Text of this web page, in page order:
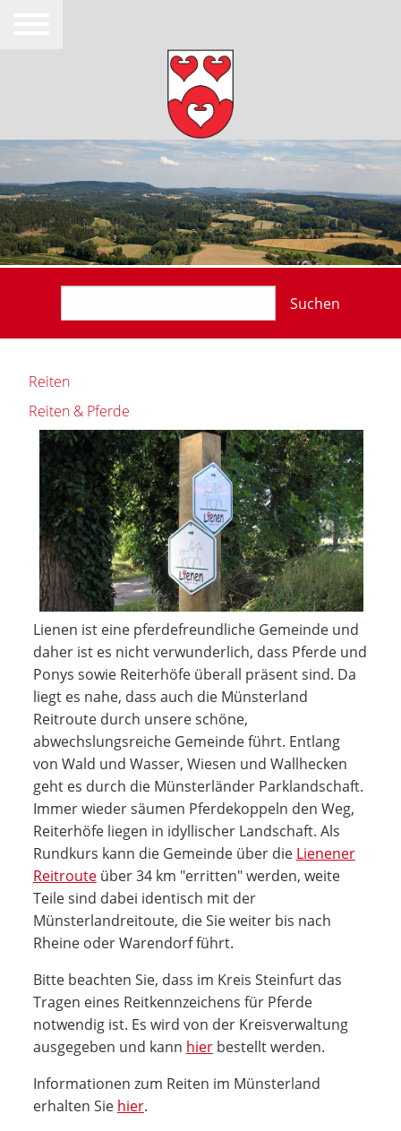
Suchen
Reiten
Reiten & Pferde
Lienen ist eine pferdefreundliche Gemeinde und
daher ist es nicht verwunderlich, dass Pferde und
Ponys sowie Reiterhöfe überall präsent sind. Da
liegt es nahe, dass auch die Münsterland
Reitroute durch unsere schöne,
abwechslungsreiche Gemeinde führt. Entlang
von Wald und Wasser, Wiesen und Wallhecken
geht es durch die Münsterländer Parklandschaft.
Immer wieder säumen Pferdekoppeln den Weg,
Reiterhöfe liegen in idyllischer Landschaft. Als
Rundkurs kann die Gemeinde über die Lienener
Reitrouteüber 34 km "erritten" werden, weite
Teile sind dabei identisch mit der
Münsterlandreitoute, die Sie weiter bis nach
Rheine oder Warendorf führt.
Bitte beachten Sie, dass im Kreis Steinfurt das
Tragen eines Reitkennzeichens für Pferde
notwendig ist. Es wird von der Kreisverwaltung
ausgegeben und kann hierbestellt werden.
Informationen zum Reiten im Münsterland
erhalten Sie hier.